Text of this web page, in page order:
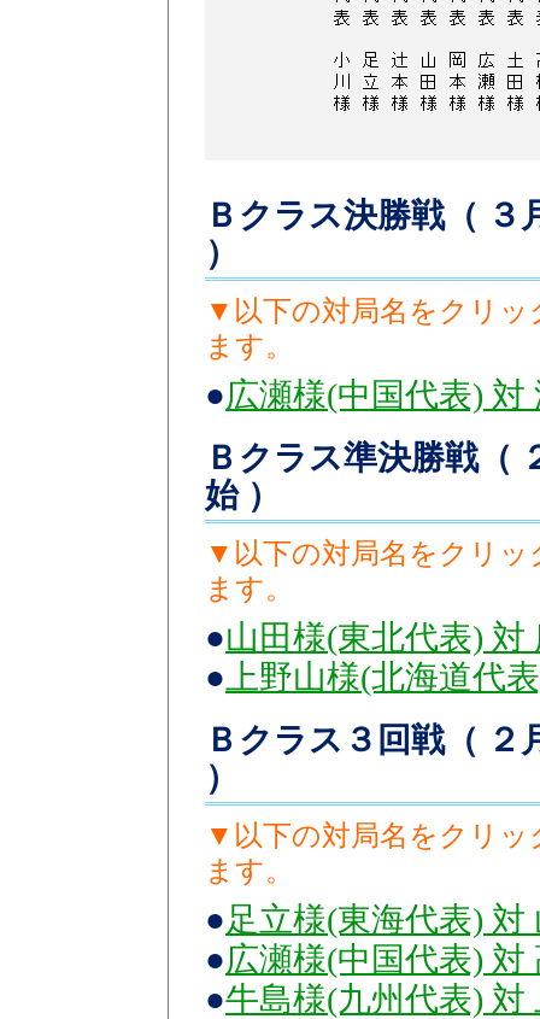
Ｂクラス決勝戦（ ３
）
▼以下の対局名をクリッ
ます。
●広瀬様(中国代表)
Ｂクラス準決勝戦（
始 ）
▼以下の対局名をクリッ
ます。
●山田様(東北代表) 対
● 上野山様(北海道代
Ｂクラス３回戦（ ２
）
▼以下の対局名をクリッ
ます。
●足立様(東海代表)
●広瀬様(中国代表)
●牛島様(九州代表) 対